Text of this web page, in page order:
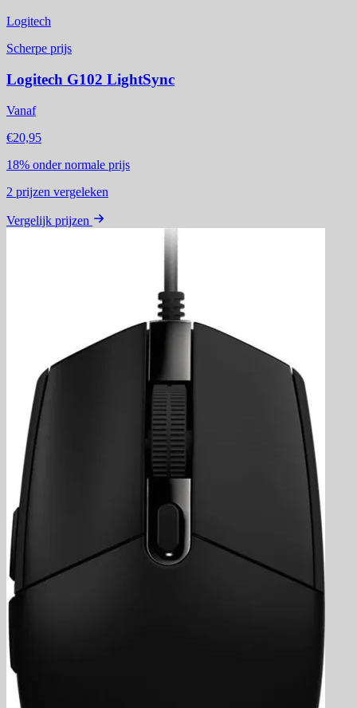
Logitech
Scherpe prijs
Logitech G102 LightSync
Vanaf
€20,95
18% onder normale prijs
2 prijzen vergeleken
Vergelijk prijzen